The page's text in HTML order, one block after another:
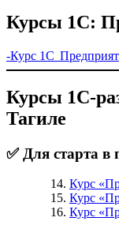
Курсы 1С:
-Курс 1С
Курсы 1С-
Тагиле
✅ Для старта в
Курс
Курс
Курс